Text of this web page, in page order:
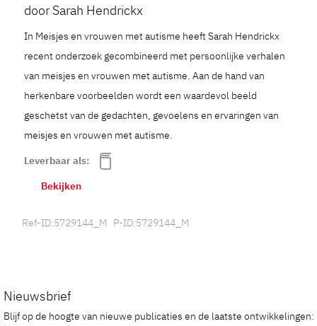
door Sarah Hendrickx
In Meisjes en vrouwen met autisme heeft Sarah Hendrickx
recent onderzoek gecombineerd met persoonlijke verhalen
van meisjes en vrouwen met autisme. Aan de hand van
herkenbare voorbeelden wordt een waardevol beeld
geschetst van de gedachten, gevoelens en ervaringen van
meisjes en vrouwen met autisme.
Leverbaar als:
Bekijken
Ref-ID:5729144_M P-ID:5729144_M
Nieuwsbrief
Blijf op de hoogte van nieuwe publicaties en de laatste ontwikkelingen: